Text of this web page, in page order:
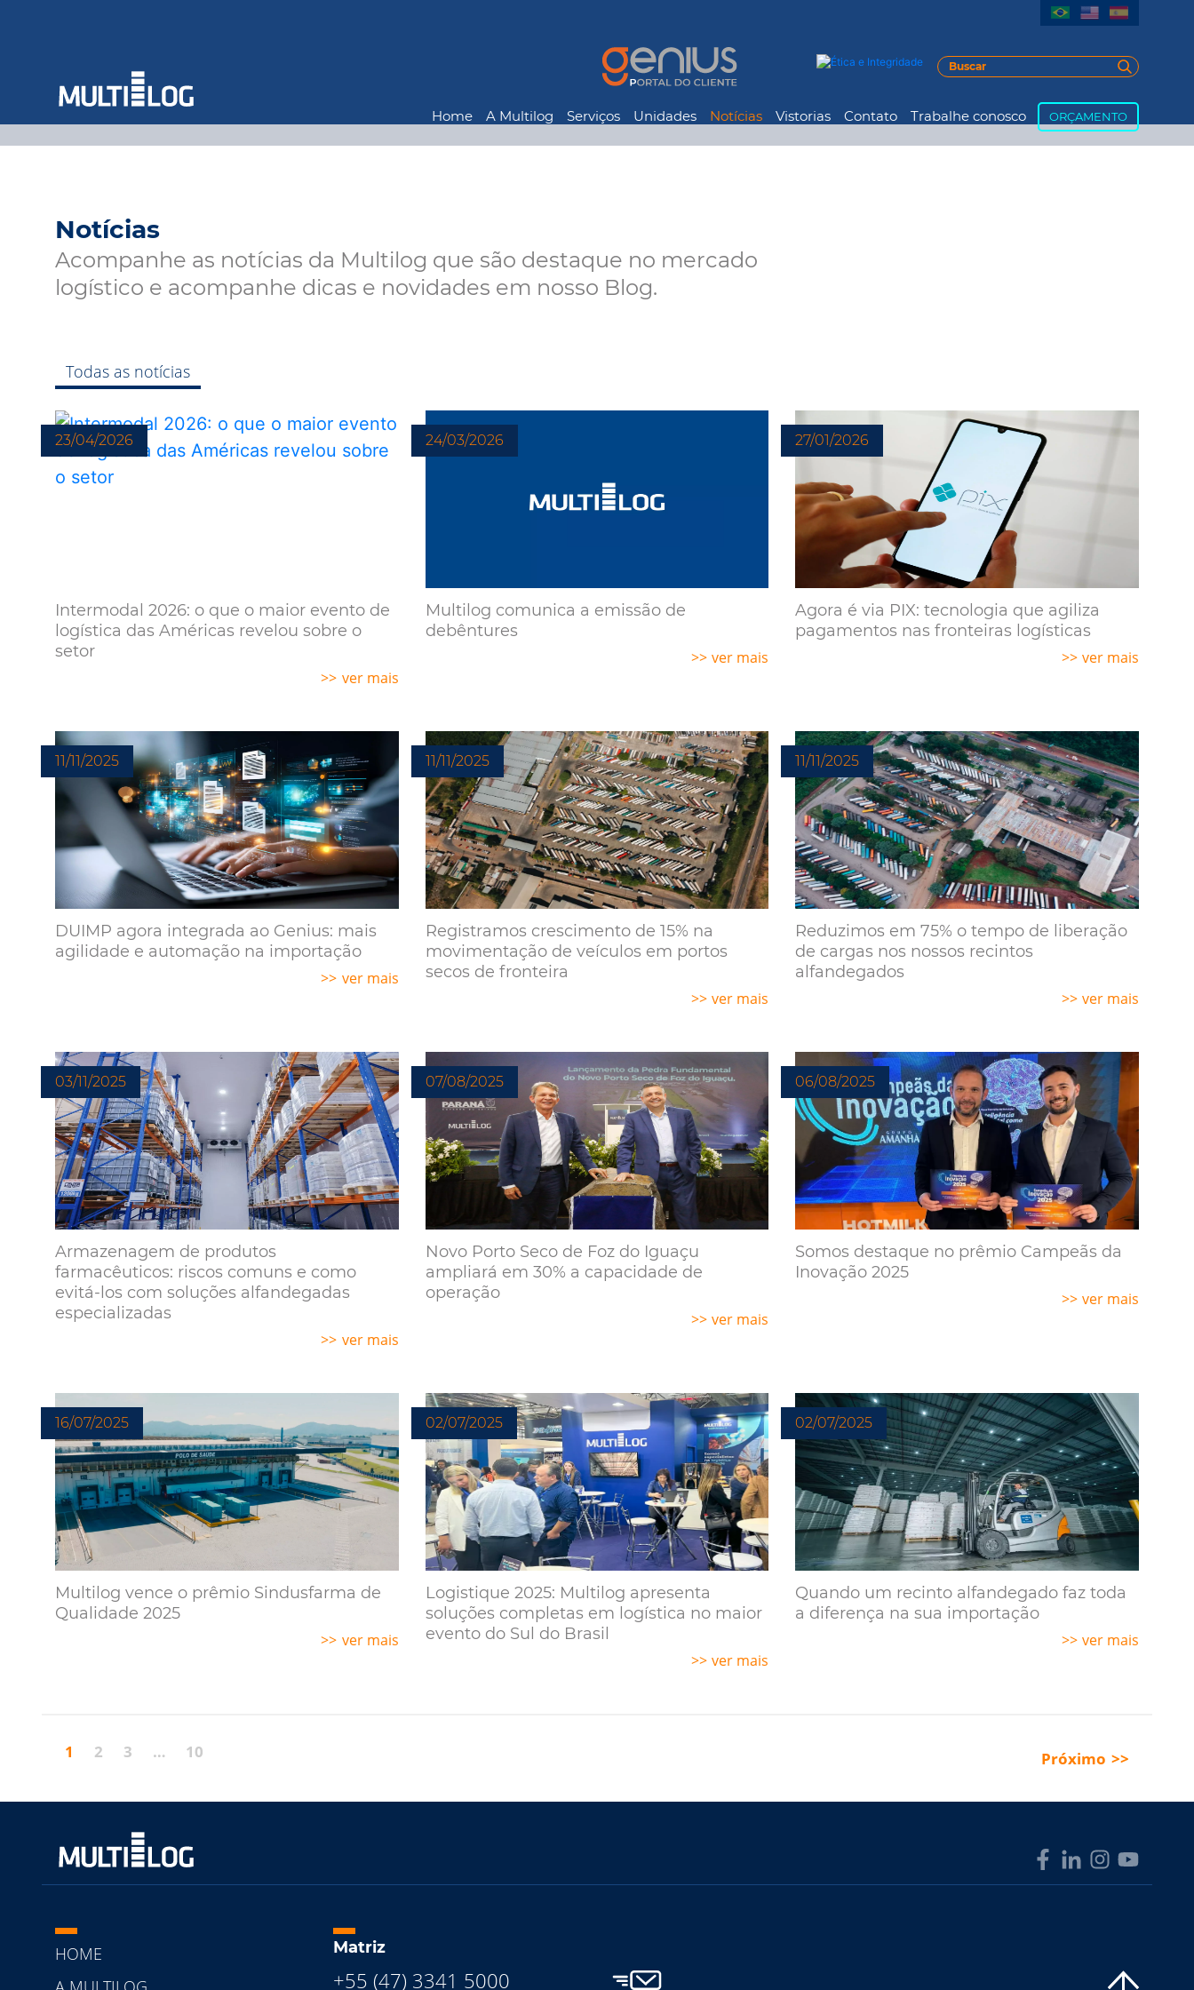
Home A Multilog Serviços Unidades Notícias Vistorias Contato Trabalhe conosco ORÇAMENTO
Notícias
Acompanhe as notícias da Multilog que são destaque no mercado
logístico e acompanhe dicas e novidades em nosso Blog.
Todas as notícias
23/04/2026
Intermodal 2026: o que o maior evento de
logística das Américas revelou sobre o
setor
ver mais
24/03/2026
Multilog comunica a emissão de
debêntures
ver mais
27/01/2026
Agora é via PIX: tecnologia que agiliza
pagamentos nas fronteiras logísticas
ver mais
11/11/2025
DUIMP agora integrada ao Genius: mais
agilidade e automação na importação
ver mais
11/11/2025
Registramos crescimento de 15% na
movimentação de veículos em portos
secos de fronteira
ver mais
11/11/2025
Reduzimos em 75% o tempo de liberação
de cargas nos nossos recintos
alfandegados
ver mais
03/11/2025
Armazenagem de produtos
farmacêuticos: riscos comuns e como
evitá-los com soluções alfandegadas
especializadas
ver mais
07/08/2025
Novo Porto Seco de Foz do Iguaçu
ampliará em 30% a capacidade de
operação
ver mais
06/08/2025
Somos destaque no prêmio Campeãs da
Inovação 2025
ver mais
16/07/2025
Multilog vence o prêmio Sindusfarma de
Qualidade 2025
ver mais
02/07/2025
Logistique 2025: Multilog apresenta
soluções completas em logística no maior
evento do Sul do Brasil
ver mais
02/07/2025
Quando um recinto alfandegado faz toda
a diferença na sua importação
ver mais
1 2 3 … 10 Próximo
HOME
Matriz
+55 (47) 3341 5000